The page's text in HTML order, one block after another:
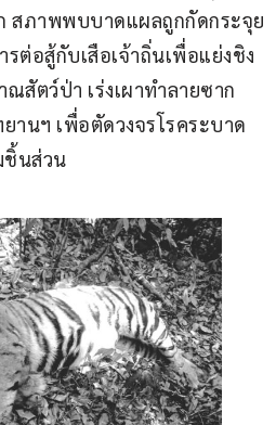
สภาพพบบาดแผลถูกกัดกระจุย
ต่อสู้กับเสือเจ้าถิ่นเพื่อแย่งชิง
สัตว์ป่า เร่งเผาทำลายซาก
านฯ เพื่อตัดวงจรโรคระบาด
ชิ้นส่วน